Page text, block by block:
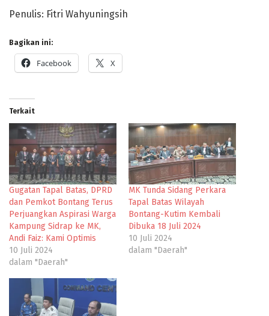
Penulis: Fitri Wahyuningsih
Bagikan ini:
Facebook X
Terkait
Gugatan Tapal Batas, DPRD
dan Pemkot Bontang Terus
Perjuangkan Aspirasi Warga
Kampung Sidrap ke MK,
Andi Faiz: Kami Optimis
10 Juli 2024
dalam "Daerah"
MK Tunda Sidang Perkara
Tapal Batas Wilayah
Bontang-Kutim Kembali
Dibuka 18 Juli 2024
10 Juli 2024
dalam "Daerah"